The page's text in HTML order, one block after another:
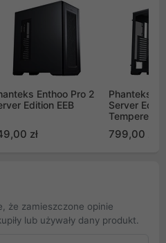
Enthoo Pro 2
Edition EEB
zł
Phanteks
Server
Tempered
799,00 zł
że zamieszczone opinie
lub używały dany produkt.